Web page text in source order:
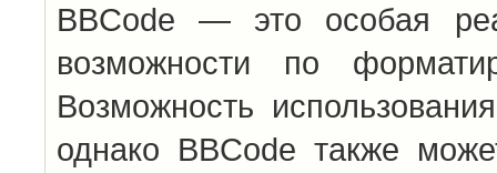
BBCode — это особая
возможности по
Возможность
однако BBCode также